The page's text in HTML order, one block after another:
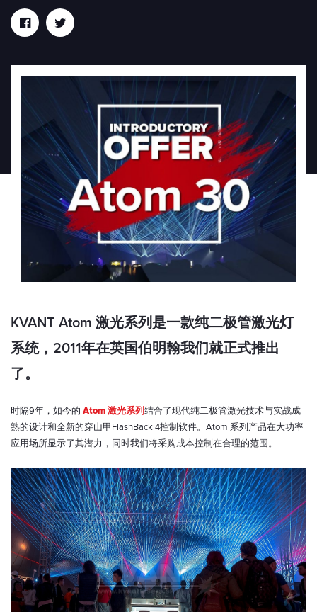
KVANT Atom 激光系列是一款纯二极管激光灯
系统，2011年在英国伯明翰我们就正式推出
了。
时隔9年，如今的 Atom 激光系列结合了现代纯二极管激光技术与实战成
熟的设计和全新的穿山甲FlashBack 4控制软件。Atom 系列产品在大功率
应用场所显示了其潜力，同时我们将采购成本控制在合理的范围。